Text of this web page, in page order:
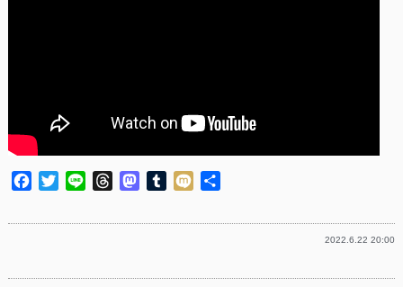
Facebook
TwitterLine ThreadsMastodon
Tumblr
Mixi
2022.6.22 20:00